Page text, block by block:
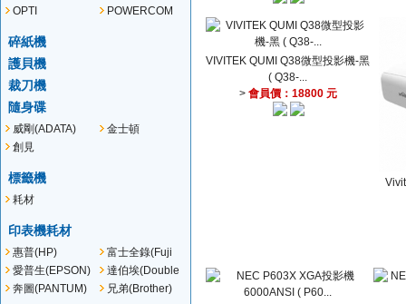
OPTI
POWERCOM
碎紙機
護貝機
裁刀機
隨身碟
威剛(ADATA)
金士頓
創見
標籤機
耗材
印表機耗材
惠普(HP)
富士全錄(Fuji
Xerox)
愛普生(EPSON)
達伯埃(Double
A)
奔圖(PANTUM) 兄弟(Brother)
VIVITEK QUMI Q38微型投影機-黑
( Q38-...
> 會員價：18800 元